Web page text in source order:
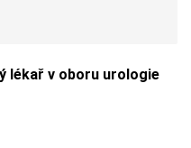
lékař v oboru urologie